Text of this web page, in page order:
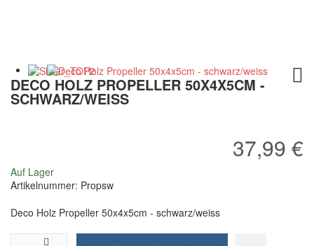
DECO HOLZ PROPELLER 50X4X5CM -
SCHWARZ/WEISS
37,99 €
Auf Lager
Artikelnummer: Propsw
Deco Holz Propeller 50x4x5cm - schwarz/weiss